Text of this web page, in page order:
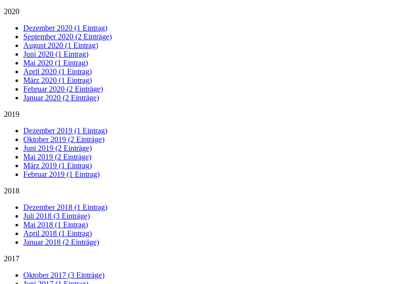
2020
Dezember 2020 (1 Eintrag)
September 2020 (2 Einträge)
August 2020 (1 Eintrag)
Juni 2020 (1 Eintrag)
Mai 2020 (1 Eintrag)
April 2020 (1 Eintrag)
März 2020 (1 Eintrag)
Februar 2020 (2 Einträge)
Januar 2020 (2 Einträge)
2019
Dezember 2019 (1 Eintrag)
Oktober 2019 (2 Einträge)
Juni 2019 (2 Einträge)
Mai 2019 (2 Einträge)
März 2019 (1 Eintrag)
Februar 2019 (1 Eintrag)
2018
Dezember 2018 (1 Eintrag)
Juli 2018 (3 Einträge)
Mai 2018 (1 Eintrag)
April 2018 (1 Eintrag)
Januar 2018 (2 Einträge)
2017
Oktober 2017 (3 Einträge)